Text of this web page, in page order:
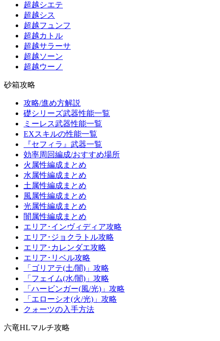
超越シエテ
超越シス
超越フュンフ
超越カトル
超越サラーサ
超越ソーン
超越ウーノ
砂箱攻略
攻略/進め方解説
礎シリーズ武器性能一覧
ミーレス武器性能一覧
EXスキルの性能一覧
『セフィラ』武器一覧
効率周回編成/おすすめ場所
火属性編成まとめ
水属性編成まとめ
土属性編成まとめ
風属性編成まとめ
光属性編成まとめ
闇属性編成まとめ
エリア･インヴィディア攻略
エリア･ジョクラトル攻略
エリア･カレンダエ攻略
エリア･リベル攻略
「ゴリアテ(土/闇)」攻略
「フェイム(水/闇)」攻略
「ハービンガー(風/光)」攻略
「エローシオ(火/光)」攻略
クォーツの入手方法
六竜HLマルチ攻略